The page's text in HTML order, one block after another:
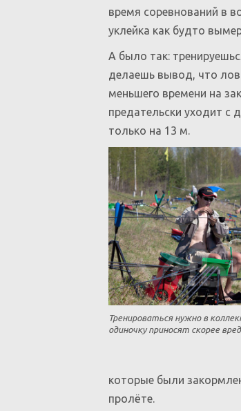
время соревнований в
уклейка как будто
А было так:
делаешь вывод, что
меньшего времени на
предательски уходит с
только на 13 м.
Тренироваться нужно в
одиночку приносят скорее
которые были
пролёте.